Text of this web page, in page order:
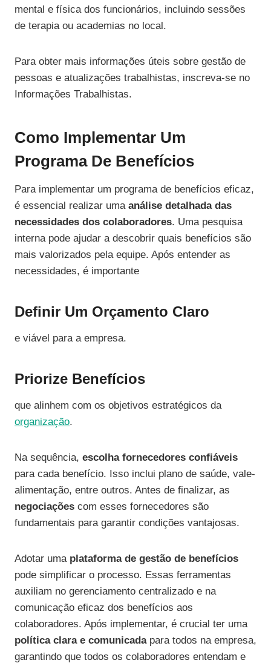
mental e física dos funcionários, incluindo sessões
de terapia ou academias no local.
Para obter mais informações úteis sobre gestão de
pessoas e atualizações trabalhistas, inscreva-se no
Informações Trabalhistas.
Como Implementar Um
Programa De Benefícios
Para implementar um programa de benefícios eficaz,
é essencial realizar uma análise detalhada das
necessidades dos colaboradores. Uma pesquisa
interna pode ajudar a descobrir quais benefícios são
mais valorizados pela equipe. Após entender as
necessidades, é importante
Definir Um Orçamento Claro
e viável para a empresa.
Priorize Benefícios
que alinhem com os objetivos estratégicos da
organização.
Na sequência, escolha fornecedores confiáveis
para cada benefício. Isso inclui plano de saúde, vale-
alimentação, entre outros. Antes de finalizar, as
negociações com esses fornecedores são
fundamentais para garantir condições vantajosas.
Adotar uma plataforma de gestão de benefícios
pode simplificar o processo. Essas ferramentas
auxiliam no gerenciamento centralizado e na
comunicação eficaz dos benefícios aos
colaboradores. Após implementar, é crucial ter uma
política clara e comunicadapara todos na empresa,
garantindo que todos os colaboradores entendam e